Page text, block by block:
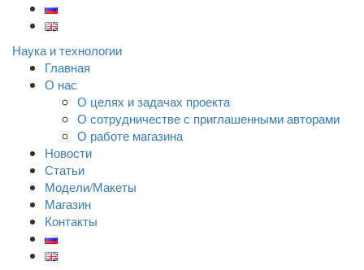
Наука и технологии
Главная
О нас
О целях и задачах проекта
О сотрудничестве с приглашенными авторами
О работе магазина
Новости
Статьи
Модели/Макеты
Магазин
Контакты